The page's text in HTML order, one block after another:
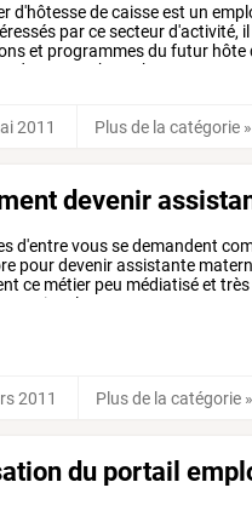
d'hôtessedecaisseest un
parcesecteurd'activité, il
et programmesdu futur hôte
dans branche
2011 Plus de la catégorie »
devenir
d'entrevoussedemandent
pourdevenirassistante
ce métier peu médiatiséet très
la
2011 Plus de la catégorie »
du portail